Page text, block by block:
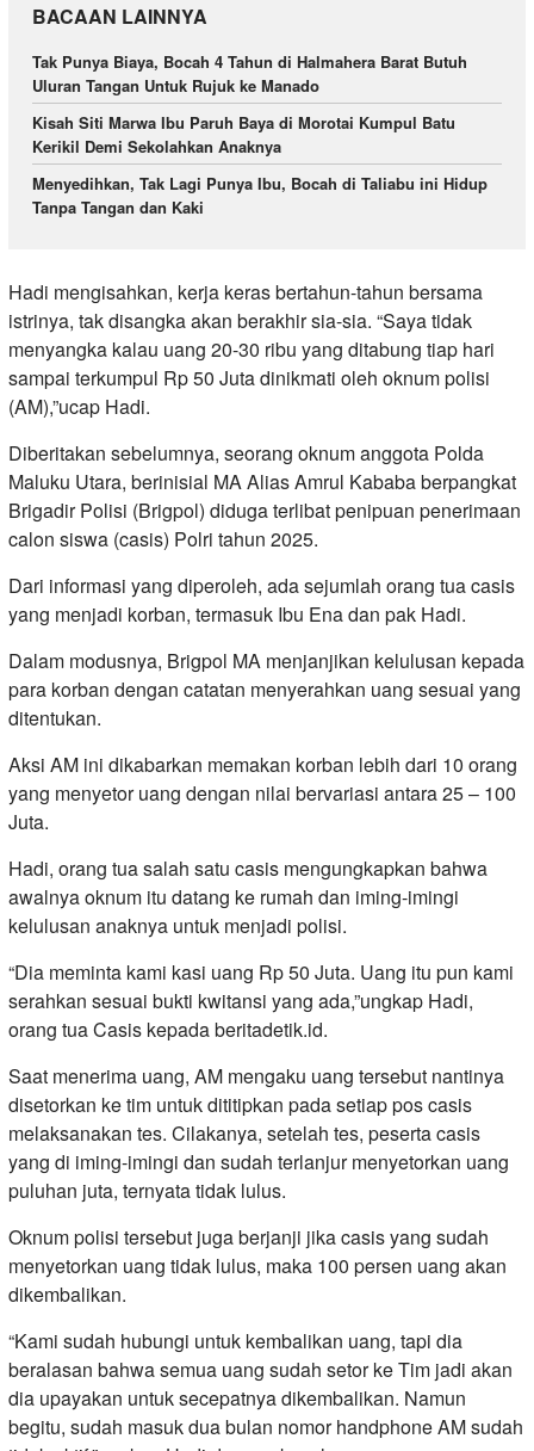
BACAAN LAINNYA
Tak Punya Biaya, Bocah 4 Tahun di Halmahera Barat Butuh
Uluran Tangan Untuk Rujuk ke Manado
Kisah Siti Marwa Ibu Paruh Baya di Morotai Kumpul Batu
Kerikil Demi Sekolahkan Anaknya
Menyedihkan, Tak Lagi Punya Ibu, Bocah di Taliabu ini Hidup
Tanpa Tangan dan Kaki
Hadi mengisahkan, kerja keras bertahun-tahun bersama
istrinya, tak disangka akan berakhir sia-sia. “Saya tidak
menyangka kalau uang 20-30 ribu yang ditabung tiap hari
sampai terkumpul Rp 50 Juta dinikmati oleh oknum polisi
(AM),”ucap Hadi.
Diberitakan sebelumnya, seorang oknum anggota Polda
Maluku Utara, berinisial MA Alias Amrul Kababa berpangkat
Brigadir Polisi (Brigpol) diduga terlibat penipuan penerimaan
calon siswa (casis) Polri tahun 2025.
Dari informasi yang diperoleh, ada sejumlah orang tua casis
yang menjadi korban, termasuk Ibu Ena dan pak Hadi.
Dalam modusnya, Brigpol MA menjanjikan kelulusan kepada
para korban dengan catatan menyerahkan uang sesuai yang
ditentukan.
Aksi AM ini dikabarkan memakan korban lebih dari 10 orang
yang menyetor uang dengan nilai bervariasi antara 25 – 100
Juta.
Hadi, orang tua salah satu casis mengungkapkan bahwa
awalnya oknum itu datang ke rumah dan iming-imingi
kelulusan anaknya untuk menjadi polisi.
“Dia meminta kami kasi uang Rp 50 Juta. Uang itu pun kami
serahkan sesuai bukti kwitansi yang ada,”ungkap Hadi,
orang tua Casis kepada beritadetik.id.
Saat menerima uang, AM mengaku uang tersebut nantinya
disetorkan ke tim untuk dititipkan pada setiap pos casis
melaksanakan tes. Cilakanya, setelah tes, peserta casis
yang di iming-imingi dan sudah terlanjur menyetorkan uang
puluhan juta, ternyata tidak lulus.
Oknum polisi tersebut juga berjanji jika casis yang sudah
menyetorkan uang tidak lulus, maka 100 persen uang akan
dikembalikan.
“Kami sudah hubungi untuk kembalikan uang, tapi dia
beralasan bahwa semua uang sudah setor ke Tim jadi akan
dia upayakan untuk secepatnya dikembalikan. Namun
begitu, sudah masuk dua bulan nomor handphone AM sudah